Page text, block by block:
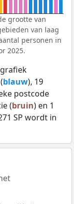
grootte van
van laag
personen in
2025.
blauw), 19
postcode
(bruin) en 1
SP wordt in